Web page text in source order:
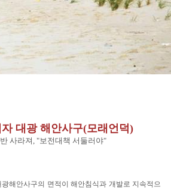
대광 해안사구(모래언덕)
사라져, "보전대책 서둘러야"
해안사구의 면적이 해안침식과 개발로 지속적으